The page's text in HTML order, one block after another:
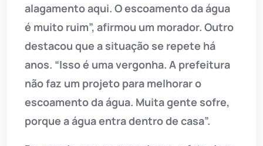
alagamento aqui. O escoamento da água
é muito ruim”, afirmou um morador. Outro
destacou que a situação se repete há
anos. “Isso é uma vergonha. A prefeitura
não faz um projeto para melhorar o
escoamento da água. Muita gente sofre,
porque a água entra dentro de casa”.